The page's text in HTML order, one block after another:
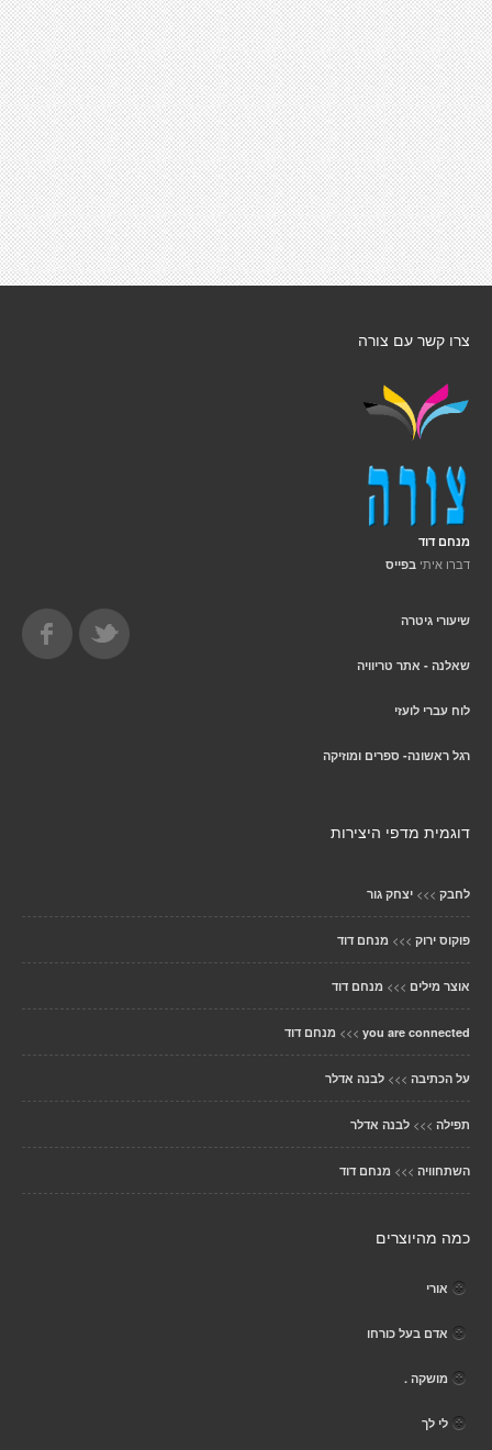
צרו קשר עם צורה
מנחם דוד
דברו איתי בפייס
שיעורי גיטרה
שאלנה - אתר טריוויה
לוח עברי לועזי
רגל ראשונה- ספרים ומוזיקה
דוגמית מדפי היצירות
לחבק >>> יצחק גור
פוקוס ירוק >>> מנחם דוד
אוצר מילים >>> מנחם דוד
you are connected
>>> מנחם דוד
על הכתיבה >>> לבנה אדלר
תפילה >>> לבנה אדלר
השתחוויה >>> מנחם דוד
כמה מהיוצרים
אורי
אדם בעל כורחו
מושקה .
לי לך